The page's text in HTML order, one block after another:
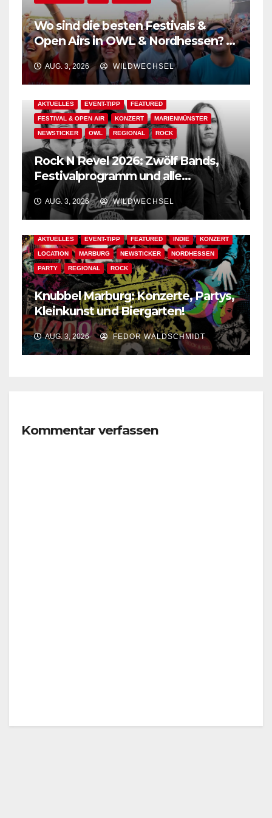
Wo sind die besten Festivals &
Open Airs in OWL & Nordhessen? –
Der Ww-Festival-Planer!
AUG. 3, 2026 WILDWECHSEL
AKTUELLES EVENT-TIPP FEATURED
FESTIVAL & OPEN AIR KONZERT MARIENMÜNSTER
NEWSTICKER OWL REGIONAL ROCK
Rock N Revel 2026: Zwölf Bands,
Festivalprogramm und alle
wichtigen Informationen!
AUG. 3, 2026 WILDWECHSEL
AKTUELLES EVENT-TIPP FEATURED INDIE KONZERT
LOCATION MARBURG NEWSTICKER NORDHESSEN
PARTY REGIONAL ROCK
Knubbel Marburg: Konzerte, Partys,
Kleinkunst und Biergarten!
AUG. 3, 2026 FEDOR WALDSCHMIDT
Kommentar verfassen